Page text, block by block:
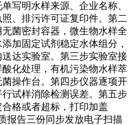
写明水样来源、企业名称、
、排污许可证复印件。第二
菌密封容器，微生物水样全
加固定试剂稳定水体组分，
达实验室。第三步实验室接
化处理，有机污染物水样萃
操作台。第四步仪器逐项开
试样消除检测误差。第五步
格或者超标，打印加盖
报告三份同步发放电子扫描